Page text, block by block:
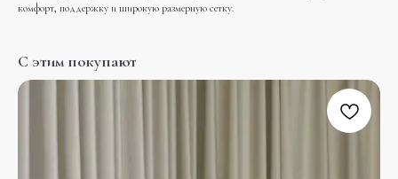
комфорт, поддержку и широкую размерную сетку.
С этим покупают